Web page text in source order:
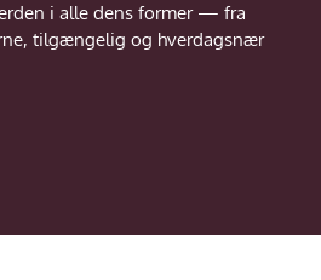
i alle dens former — fra
tilgængelig og hverdagsnær